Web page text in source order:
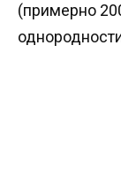
(примерно